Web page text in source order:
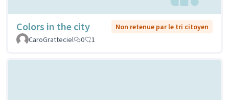
Colors in the city
Non retenue par le tri citoyen
CaroGratteciel
0 1